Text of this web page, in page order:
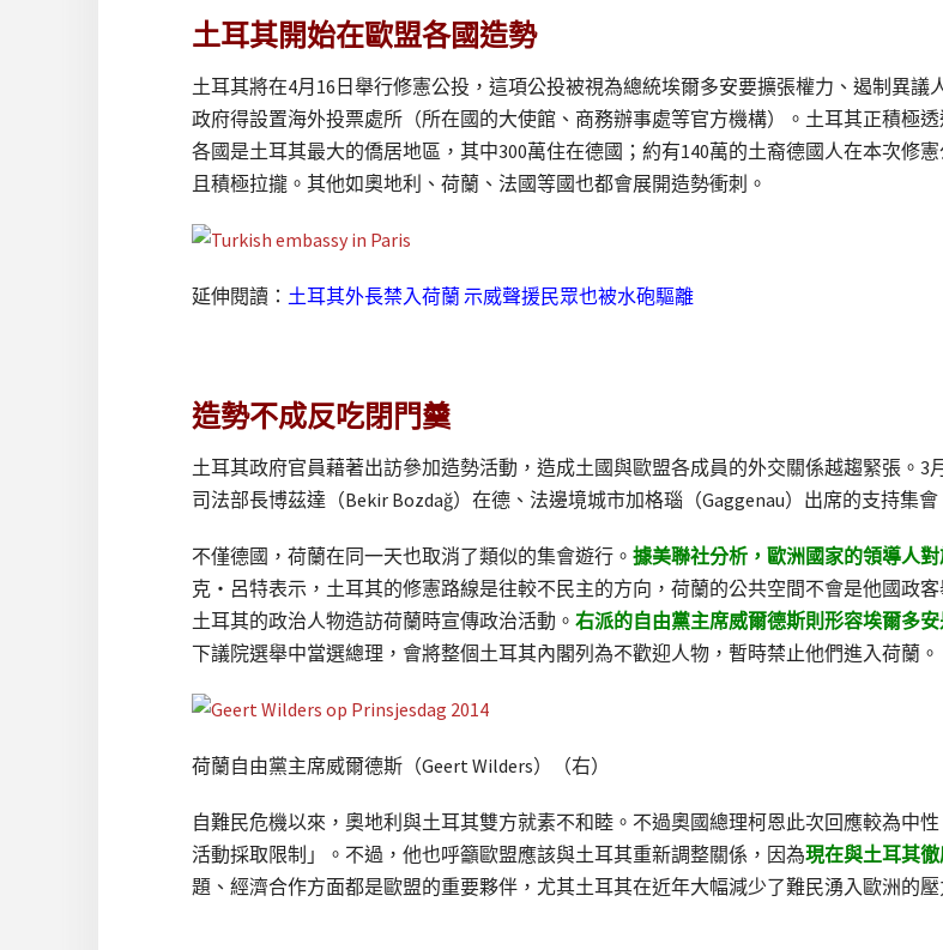
土耳其開始在歐盟各國造勢
土耳其將在4月16日舉行修憲公投，這項公投被視為總統埃爾多安要擴張權力、遏制異議
政府得設置海外投票處所（所在國的大使館、商務辦事處等官方機構）。土耳其正積極
各國是土耳其最大的僑居地區，其中300萬住在德國；約有140萬的土裔德國人在本次修
且積極拉攏。其他如奧地利、荷蘭、法國等國也都會展開造勢衝刺。
延伸閱讀： 土耳其外長禁入荷蘭 示威聲援民眾也被水砲驅離
造勢不成反吃閉門羹
土耳其政府官員藉著出訪參加造勢活動，造成土國與歐盟各成員的外交關係越趨緊張。
司法部長博茲達（Bekir Bozdağ）在德、法邊境城市加格瑙（Gaggenau）出席的支持集會
不僅德國，荷蘭在同一天也取消了類似的集會遊行。 據美聯社分析，歐洲國家的領導人
克‧呂特表示，土耳其的修憲路線是往較不民主的方向，荷蘭的公共空間不會是他國政
土耳其的政治人物造訪荷蘭時宣傳政治活動。 右派的自由黨主席威爾德斯則形容埃爾多
下議院選舉中當選總理，會將整個土耳其內閣列為不歡迎人物，暫時禁止他們進入荷蘭。
荷蘭自由黨主席威爾德斯（Geert Wilders）（右）
自難民危機以來，奧地利與土耳其雙方就素不和睦。不過奧國總理柯恩此次回應較為中
活動採取限制」。不過，他也呼籲歐盟應該與土耳其重新調整關係，因為現在與土耳其
題、經濟合作方面都是歐盟的重要夥伴，尤其土耳其在近年大幅減少了難民湧入歐洲的